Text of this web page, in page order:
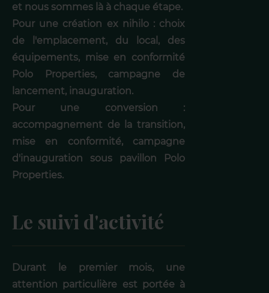
et nous sommes là à chaque étape.
Pour une création ex nihilo : choix
de l'emplacement, du local, des
équipements, mise en conformité
Polo Properties, campagne de
lancement, inauguration.
Pour une conversion :
accompagnement de la transition,
mise en conformité, campagne
d'inauguration sous pavillon Polo
Properties.
Le suivi d'activité
Durant le premier mois, une
attention particulière est portée à